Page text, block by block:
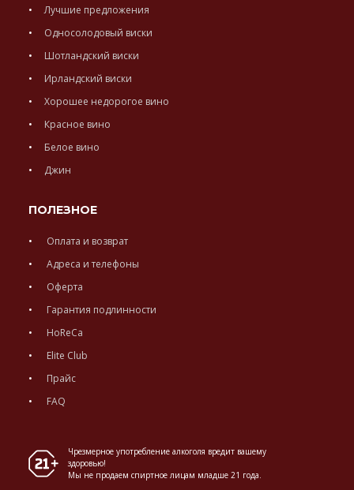
Лучшие предложения
Односолодовый виски
Шотландский виски
Ирландский виски
Хорошее недорогое вино
Красное вино
Белое вино
Джин
ПОЛЕЗНОЕ
Оплата и возврат
Адреса и телефоны
Оферта
Гарантия подлинности
HoReCa
Elite Club
Прайс
FAQ
Чрезмерное употребление алкоголя вредит вашему
здоровью!
Мы не продаем спиртное лицам младше 21 года.